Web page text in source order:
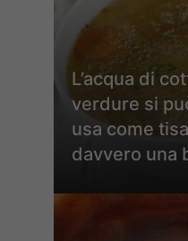
L’acqua di
verdure si
usa come
davvero una